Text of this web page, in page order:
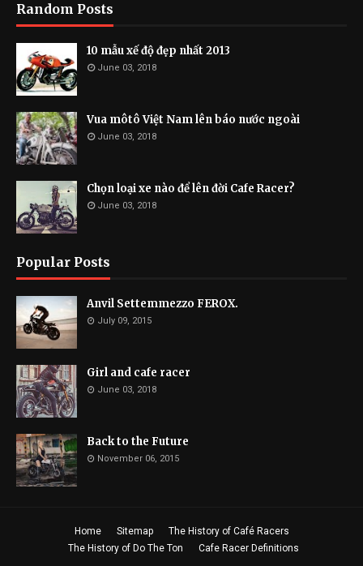
Random Posts
10 mẫu xế độ đẹp nhất 2013
June 03, 2018
Vua môtô Việt Nam lên báo nước ngoài
June 03, 2018
Chọn loại xe nào để lên đời Cafe Racer?
June 03, 2018
Popular Posts
Anvil Settemmezzo FEROX.
July 09, 2015
Girl and cafe racer
June 03, 2018
Back to the Future
November 06, 2015
Home Sitemap
The History of Café Racers
The History of Do The Ton
Cafe Racer Definitions